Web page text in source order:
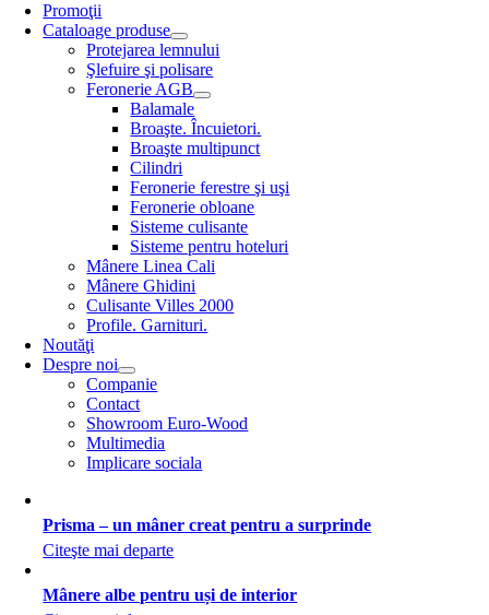
Promoţii
Cataloage produse
Protejarea lemnului
Şlefuire şi polisare
Feronerie AGB
Balamale
Broaşte. Încuietori.
Broaşte multipunct
Cilindri
Feronerie ferestre şi uşi
Feronerie obloane
Sisteme culisante
Sisteme pentru hoteluri
Mânere Linea Cali
Mânere Ghidini
Culisante Villes 2000
Profile. Garnituri.
Noutăţi
Despre noi
Companie
Contact
Showroom Euro-Wood
Multimedia
Implicare sociala
Prisma – un mâner creat pentru a surprinde
Citeşte mai departe
Mânere albe pentru uși de interior